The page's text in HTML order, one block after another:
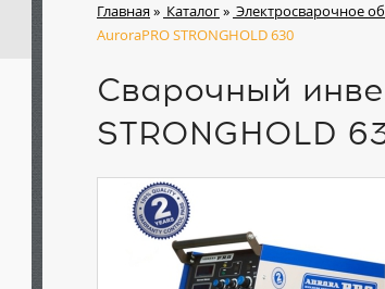
Главная» Каталог» Электросварочное
AuroraPRO STRONGHOLD 630
Сварочный
STRONGHOLD